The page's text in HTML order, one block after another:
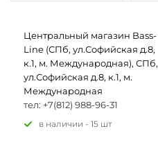
Центральный магазин Bass-
Line (СПб, ул.Софийская д.8,
к.1, м. Международная), СПб,
ул.Софийская д.8, к.1, м.
Международная
тел: +7(812) 988-96-31
В наличии - 15 шт